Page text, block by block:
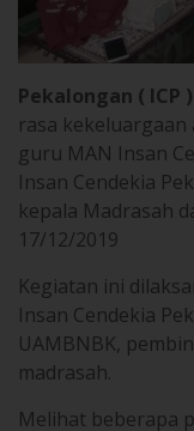
Pekalongan ( ICP )
guru MAN Insan
Insan Cendekia
kepala Madrasah
17/12/2019
Kegiatan ini
UAMBNBK,
madrasah.
Melihat beberapa